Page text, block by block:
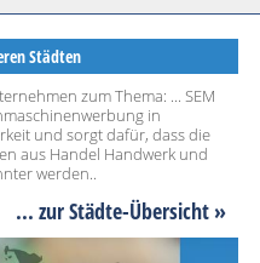
Städten
zum Thema: ... SEM
in
und sorgt dafür, dass die
aus Handel Handwerk und
werden..
... zur Städte-Übersicht »